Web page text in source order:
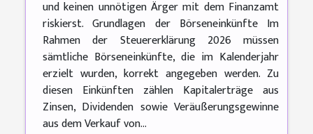
und keinen unnötigen Ärger mit dem Finanzamt
riskierst. Grundlagen der Börseneinkünfte Im
Rahmen der Steuererklärung 2026 müssen
sämtliche Börseneinkünfte, die im Kalenderjahr
erzielt wurden, korrekt angegeben werden. Zu
diesen Einkünften zählen Kapitalerträge aus
Zinsen, Dividenden sowie Veräußerungsgewinne
aus dem Verkauf von...